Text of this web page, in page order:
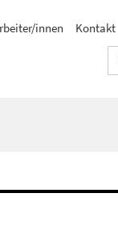
innen Kontakt